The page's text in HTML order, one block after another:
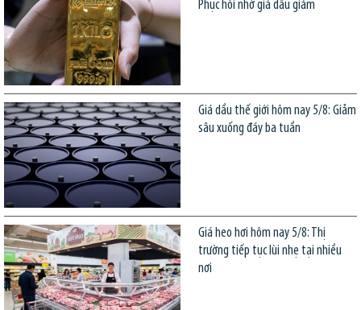
Phục hồi nhờ giá dầu giảm
Giá dầu thế giới hôm nay 5/8: Giảm
sâu xuống đáy ba tuần
Giá heo hơi hôm nay 5/8: Thị
trường tiếp tục lùi nhẹ tại nhiều
nơi